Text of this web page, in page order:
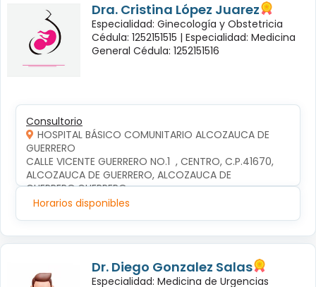
Dra. Cristina López Juarez
Especialidad: Ginecología y Obstetricia
Cédula: 1252151515 | Especialidad: Medicina
General Cédula: 1252151516
Consultorio
HOSPITAL BÁSICO COMUNITARIO ALCOZAUCA DE
GUERRERO
CALLE VICENTE GUERRERO NO.1  , CENTRO, C.P.41670,
ALCOZAUCA DE GUERRERO, ALCOZAUCA DE
GUERRERO,GUERRERO
Horarios disponibles
Dr. Diego Gonzalez Salas
Especialidad: Medicina de Urgencias